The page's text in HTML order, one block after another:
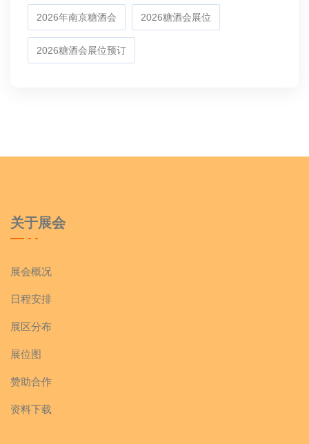
2026年南京糖酒会 2026糖酒会展位
2026糖酒会展位预订
关于展会
展会概况
日程安排
展区分布
展位图
赞助合作
资料下载